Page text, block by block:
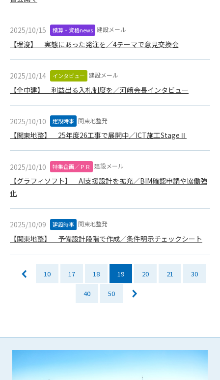
2025/10/15 積算・資格news 建設メール
【埋浚】 実態にあった発注を／4テーマで意見交換会
2025/10/14 インタビュー 建設メール
【全中建】 利益出る入札制度を／河﨑会長インタビュー
2025/10/10 建設時事 関東地整発
【関東地整】 25年度26工事で展開中／ICT施工StageⅡ
2025/10/10 特集企画／ＰＲ 建設メール
【グラフィソフト】 AI支援設計を拡充／BIM確認申請や協働強
化
2025/10/09 建設時事 関東地整発
【関東地整】 予備設計段階で作成／条件明示チェックシート
10 17 18 19 20 21 30
40 50
いものとします。
2. 会員は、自己の費用と責任において本サービスを利用するも
のとし、会員による本サービスの利用に関連し、第三者から
問合せ、クレーム、請求等がなされまたは訴訟が提起された
場合、当該会員は、自らの費用と責任においてこれを解決す
るものとし、管理者を一切免責するものとします。
3. 本サービスにおいて掲載されている広告等によって行われる
取引に起因する損害及び広告等が掲載されたこと自体に起因
する損害については一切責任を負いません。
第11条（運用の停止）
停電や天災等の不可抗力、または保守・点検・加入者の利便性
向上のための設備工事等の為に本サービスの運用を停止するこ
とがあります。運用停止については事前に建設資料館WEB上で
通知申し上げますが、緊急時はその限りではありません。
第12条（変更の届出）
会員は、住所、電話番号、その他管理者への届出内容に変更が
とします。届出がなかったことで会員が不利益を被ったとして
も、管理者は一切その責任を負いません。
第13条（退会／広告掲載解除）
1. サポーター会員が本サービスへの広告掲載を解約する場合
通知・連絡するものとします。その場合、契約期間終了月の
月末をもって解約とします。
2. 本サービスの最低利用期間はサービスを開始した日から6か
第14条（契約の継続）
上記13条に規定する退会の意思表示がなき場合、次期契約を自
動延長とします。
第15条（準拠法・管轄裁判所）